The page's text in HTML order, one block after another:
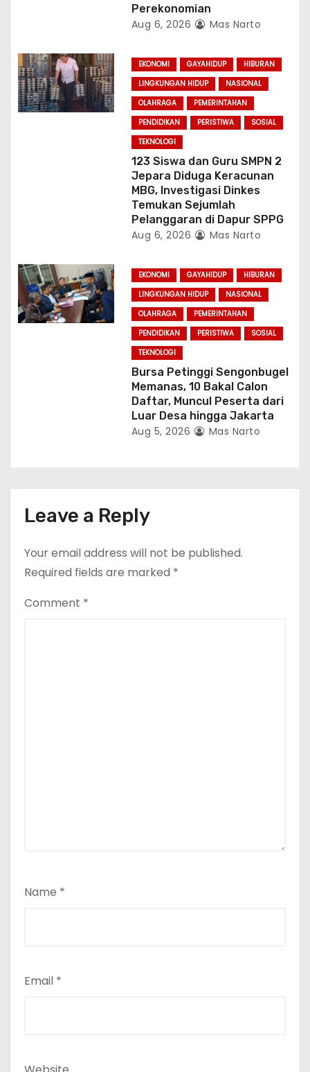
Perekonomian
Aug 6, 2026 Mas Narto
EKONOMI GAYAHIDUP
HIBURAN
LINGKUNGAN HIDUP
NASIONAL
OLAHRAGA
PEMERINTAHAN
PENDIDIKAN
PERISTIWA
SOSIAL
TEKNOLOGI
123 Siswa dan Guru SMPN 2
Jepara Diduga Keracunan
MBG, Investigasi Dinkes
Temukan Sejumlah
Pelanggaran di Dapur SPPG
Aug 6, 2026 Mas Narto
EKONOMI GAYAHIDUP
HIBURAN
LINGKUNGAN HIDUP
NASIONAL
OLAHRAGA
PEMERINTAHAN
PENDIDIKAN
PERISTIWA
SOSIAL
TEKNOLOGI
Bursa Petinggi Sengonbugel
Memanas, 10 Bakal Calon
Daftar, Muncul Peserta dari
Luar Desa hingga Jakarta
Aug 5, 2026 Mas Narto
Leave a Reply
Your email address will not be published.
Required fields are marked *
Comment *
Name *
Email *